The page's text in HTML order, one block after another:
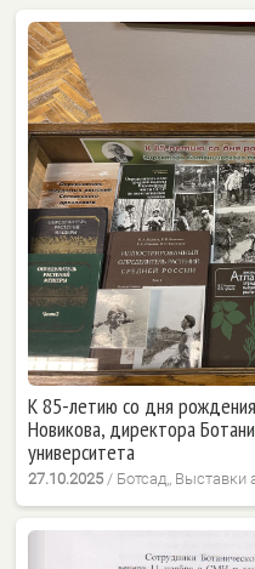
К 85-летию со дня
Новикова, директора
университета
27.10.2025 / Ботсад,, Выставки